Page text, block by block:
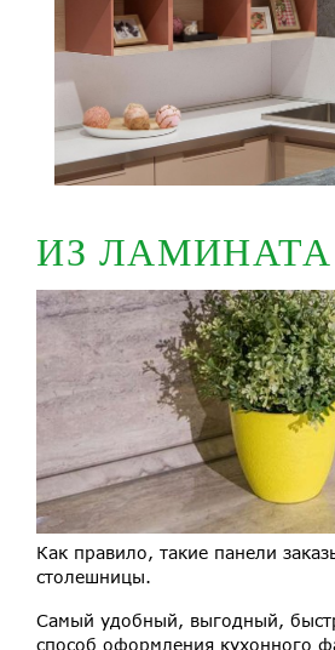
ИЗ ЛАМИНАТА
Как правило, такие панели
столешницы.
Самый удобный, выгодный,
способ оформления кухонного